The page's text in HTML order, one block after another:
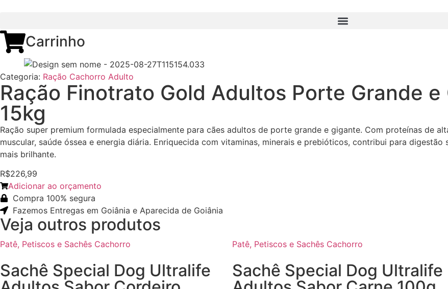
Carrinho
Categoria: Ração Cachorro Adulto
Ração Finotrato Gold Adultos Porte Grande
15kg
Ração super premium formulada especialmente para cães adultos de porte grande e gigante. Com proteínas de
muscular, saúde óssea e energia diária. Enriquecida com vitaminas, minerais e prebióticos, contribui para
mais brilhante.
R$226,99
Adicionar ao orçamento
Compra 100% segura
Fazemos Entregas em Goiânia e Aparecida de Goiânia
Veja outros produtos
Patê, Petiscos e Sachês Cachorro
Sachê Special Dog Ultralife
Patê, Petiscos e Sachês Cachorro
Sachê Special Dog Ultralife